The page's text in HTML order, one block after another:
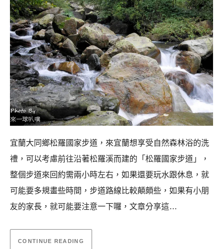
宜蘭大同鄉松羅國家步道，來宜蘭想享受自然森林浴的洗
禮，可以考慮前往沿著松羅溪而建的「松羅國家步道」，
整個步道來回約需兩小時左右，如果還要玩水跟休息，就
可能要多規畫些時間，步道路線比較顛頗些，如果有小朋
友的家長，就可能要注意一下囉，文章分享這…
CONTINUE READING